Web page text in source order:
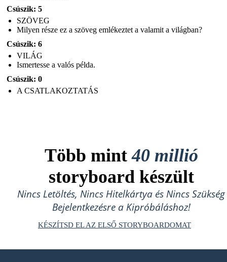
Csúszik: 5
SZÖVEG
Milyen része ez a szöveg emlékeztet a valamit a világban?
Csúszik: 6
VILÁG
Ismertesse a valós példa.
Csúszik: 0
A CSATLAKOZTATÁS
Több mint40 millió
storyboard készült
Nincs Letöltés, Nincs Hitelkártya és Nincs Szükség
Bejelentkezésre a Kipróbáláshoz!
KÉSZÍTSD EL AZ ELSŐ STORYBOARDOMAT